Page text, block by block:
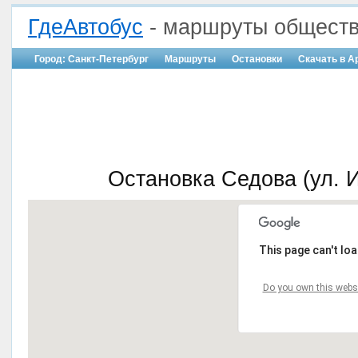
ГдеАвтобус - маршруты
Город: Санкт-Петербург Маршруты Остановки Скачать в
Остановка Седова (ул.
This page can't
Do you own this